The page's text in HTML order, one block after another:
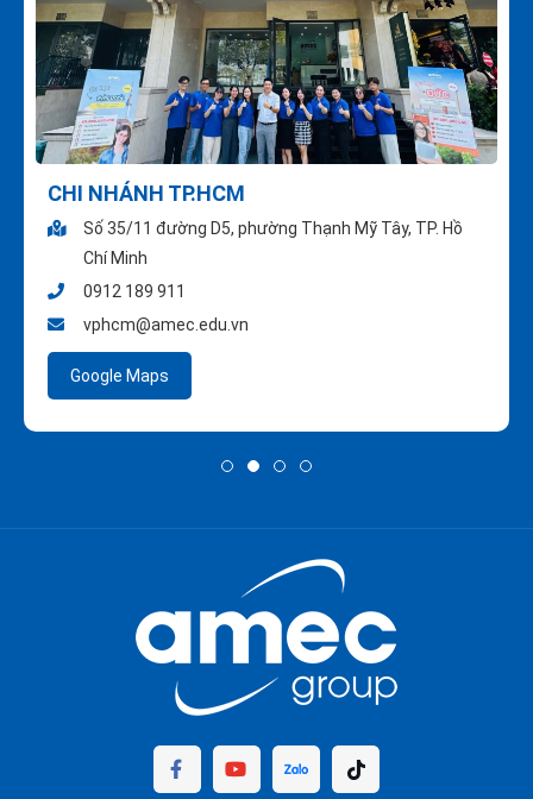
CHI NHÁNH TP.HCM
Số 35/11 đường D5, phường Thạnh Mỹ Tây, TP. Hồ
Chí Minh
0912 189 911
vphcm@amec.edu.vn
Google Maps